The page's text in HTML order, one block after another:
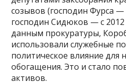
созывов (господин Фурса —
господин Сидюков — с 2012
данным прокуратуры,
использовали служебные
политическое влияние для
обогащения. Это и стало
активов.